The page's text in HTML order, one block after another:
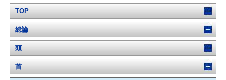
TOP
総論
頭
首